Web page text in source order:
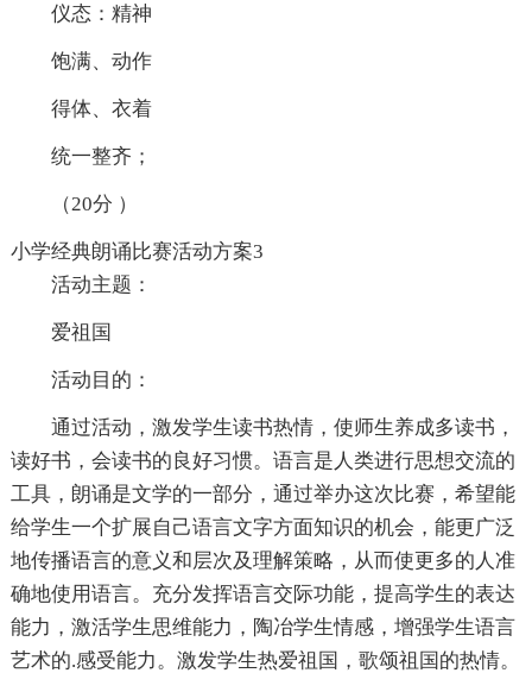
仪态：精神
饱满、动作
得体、衣着
统一整齐；
（20分 ）
小学经典朗诵比赛活动方案3
活动主题：
爱祖国
活动目的：
通过活动，激发学生读书热情，使师生养成多读书，
读好书，会读书的良好习惯。语言是人类进行思想交流的
工具，朗诵是文学的一部分，通过举办这次比赛，希望能
给学生一个扩展自己语言文字方面知识的机会，能更广泛
地传播语言的意义和层次及理解策略，从而使更多的人准
确地使用语言。充分发挥语言交际功能，提高学生的表达
能力，激活学生思维能力，陶冶学生情感，增强学生语言
艺术的.感受能力。激发学生热爱祖国，歌颂祖国的热情。